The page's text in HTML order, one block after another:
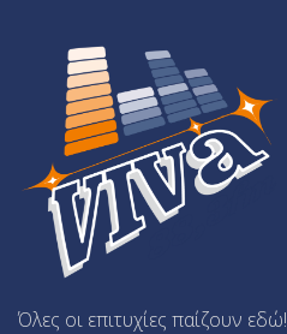
Όλες οι επιτυχίες παίζουν εδώ!